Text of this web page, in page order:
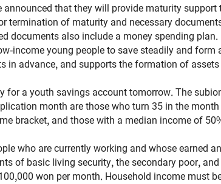
that they will provide maturity
termination of maturity and necessary
documents also include a money spending plan.
income young people to save steadily and form
advance, and supports the formation of
a youth savings account tomorrow. The
month are those who turn 35 in the
bracket, and those with a median income of
who are currently working and whose earned
of basic living security, the secondary poor,
won per month. Household income must